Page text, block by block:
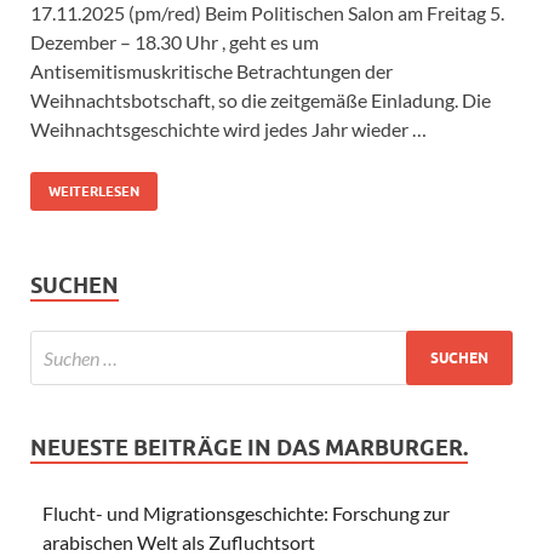
17.11.2025 (pm/red) Beim Politischen Salon am Freitag 5.
Dezember – 18.30 Uhr , geht es um
Antisemitismuskritische Betrachtungen der
Weihnachtsbotschaft, so die zeitgemäße Einladung. Die
Weihnachtsgeschichte wird jedes Jahr wieder …
WEITERLESEN
SUCHEN
NEUESTE BEITRÄGE IN DAS MARBURGER.
Flucht- und Migrationsgeschichte: Forschung zur
arabischen Welt als Zufluchtsort